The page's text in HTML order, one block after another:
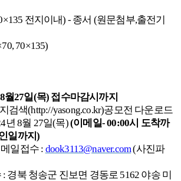
전지이내) - 종서 (원문첨부,출전기
70×135)
8월27일(목) 접수마감시까지
검색(http://yasong.co.kr)공모전 다운로드
년8월 27일(목)(이메일- 00:00시 도착까
일까지)
일접수 : dook3113@naver.com(사진파
: 경북 청송군 진보면 경동로 5162 야송 미